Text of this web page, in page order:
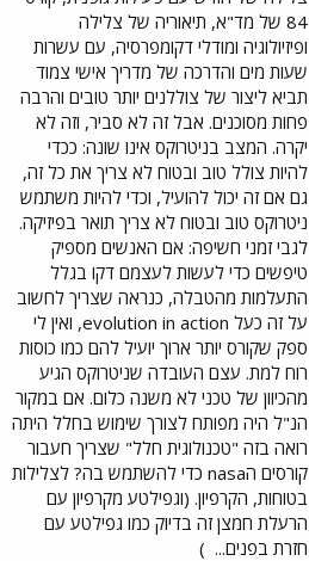
84 של מד"א, תיאוריה של צלילה
ופיזיולוגיה ומודלי דקומפרסיה, עם עשרות
שעות מים והדרכה של מדריך אישי צמוד
תביא ליצור של צוללנים יותר טובים והרבה
פחות מסוכנים. אבל זה לא סביר, וזה לא
יקרה. המצב בניטרוקס אינו שונה: ככדי
להיות צולל טוב ובטוח לא צריך את כל זה,
גם אם זה יכול להועיל, וכדי להיות משתמש
ניטרוקס טוב ובטוח לא צריך תואר בפיזיקה.
לגבי זמני חשיפה: אם האנשים מספיק
טיפשים כדי לעשות לעצמם דקו בגלל
התעלמות מהטבלה, כנראה שצריך לחשוב
על זה כעל evolution in action, ואין לי
ספק שקורס יותר ארוך יועיל להם כמו כוסות
רוח למת. עצם העובדה שניטרוקס הגיע
מהכיוון של טכני לא משנה כלום. אם במקור
הנ"ל היה מפותח לצורך שימוש בחלל היתה
רואה בזה "טכנולוגית חלל" שצריך חעבור
קורסים הnasa כדי להשתמש בה? לצלילות
בטוחות, הקרפיון. (וגפילטע מקרפיון עם
הרעלת חמצן זה בדיוק כמו גפילטע עם
חזרת בפנים... )